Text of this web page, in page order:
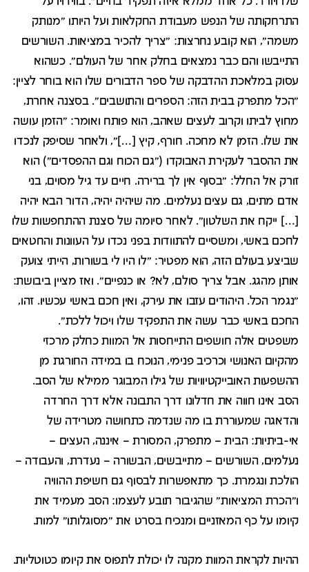
התרחקותה של הנפש מעבודת החקלאות ועל היותו "מנותק
משמה", הוא קובע נחרצות: "צריך להכיר במציאות. השורשים
התייבשו והם כבר נמצאים בחלק אחר של העולם". כשהוא
עסוק במלאכת ההדבקה של ספר הדבורים שלו הוא בוחר לציין:
"הכל מתפרק בבית הזה: הספרים והתושבים". בסצנה אחרת,
מחוץ לביתו וקרוב לעצים שאהב, הוא פותח ואומר: "הזמן עושה
את שלו. הזמן לא מחכה. חורף, קיץ […]", ולאחר שסיפק לנכדו
את ההסבר לעקירת האבוקדו ("גם הכוח וגם ההפסדים") הוא
זורק אל החלל: "בסוף אין לך ברירה. חיים עד גיל מסוים, בני
אדם מתים, גם עצים נעלמים. מה שיהיה יהיה, הדור הבא יהיה
[…] ייקח את השלטון". לאחר סיומה של סצנת ההתחפשות שלו
לחכם באשי, ומשסיים להתוודות בפני נכדו על העוונות והחטאים
שביצע בעולם הזה, הוא מפטיר: "לו היו לי בשורות, הייתי צועק
אותן מהגג. אבל צריך סולם, לא? או כנפיים". ואז מציין ביבושת:
"נגמר הכל. היהודים עזבו את עירק, ואין חכם באשי עכשיו. זהו,
החכם באשי כבר עשה את התפקיד שלו ויכול ללכת".
משפטים אלה חושפים התייחסות אל המוות כחלק מרכזי
מהקיום האנושי וכרכיב פנימי, הנוכח בו במידה החורגת מן
ההשפעות האובייקטיוויות של גילו המבוגר ממילא של הסב.
הסב אינו חווה את חדלונו דרך התבונה אלא דרך החרדה
והדאגה שמעוררת בו מה שנדמה כתחושה מטרידה של
אי-ביתיות: הבית – מתפרק, המסורת – איננה, העצים –
נעלמים, השורשים – מתייבשים, הבשורה – נעדרת, והעבודה –
הולכת ונגמרת. כך מתאפשרות לבסוף גם חשיפת ההוויה
ו"הכרת המציאות" שהגיבור תובע לעצמו: הסב מעמיד את
קיומו על כף המאזניים ומנכיח בסרט את "מסוגלותו" למות.
ההיות לקראת המוות מקנה לו יכולת לתפוס את קיומו כטוטליוּת.